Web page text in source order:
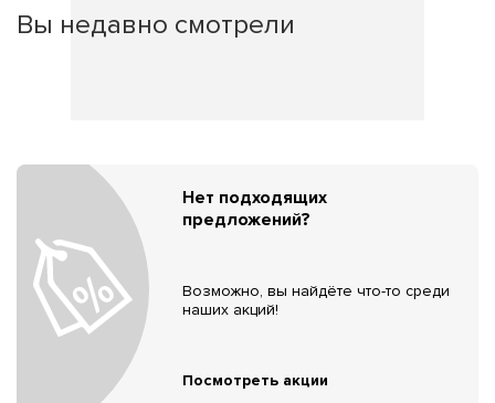
Вы недавно смотрели
Нет подходящих
предложений?
Возможно, вы найдёте что-то среди
наших акций!
Посмотреть акции